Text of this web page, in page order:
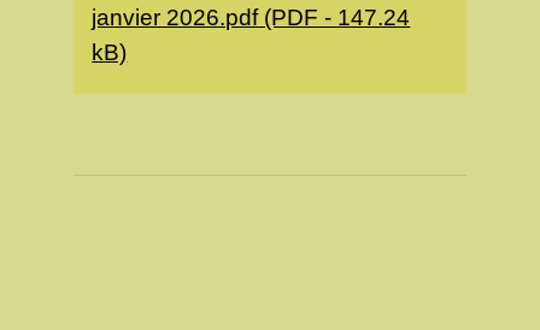
janvier 2026.pdf (PDF - 147.24
kB)